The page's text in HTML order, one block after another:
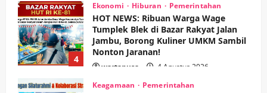
4
Ekonomi Hiburan Pemerintahan
HOT NEWS: Ribuan Warga Wage
Tumplek Blek di Bazar Rakyat Jalan
Jambu, Borong Kuliner UMKM Sambil
Nonton Jaranan!
wartanusa 4 Agustus 2026
Keagamaan Pemerintahan